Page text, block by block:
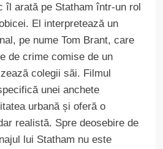
îl arată pe Statham într-un rol
El interpretează un
pe nume Tom Brant, care
de crime comise de un
colegii săi. Filmul
unei anchete
urbană și oferă o
realistă. Spre deosebire de
lui Statham nu este